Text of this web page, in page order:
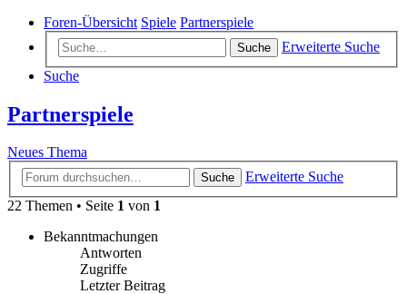
Foren-Übersicht Spiele Partnerspiele
Suche
Erweiterte Suche
Suche
Partnerspiele
Neues Thema
Suche
Erweiterte Suche
22 Themen • Seite 1 von 1
Bekanntmachungen
Antworten
Zugriffe
Letzter Beitrag